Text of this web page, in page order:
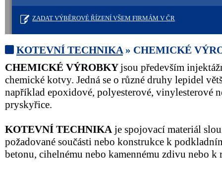
ZADAT VÝBĚROVÉ ŘÍZENÍ VŠEM FIRMÁM V ČR
KOTEVNÍ TECHNIKA» CHEMICKÉ
CHEMICKÉ VÝROBKYjsou především
chemické kotvy. Jedná se o různé druhy lepidel
například epoxidové, polyesterové, vinylesterové
pryskyřice.
KOTEVNÍ TECHNIKA je spojovací materiál
požadované součásti nebo konstrukce k
betonu, cihelnému nebo kamennému zdivu nebo k